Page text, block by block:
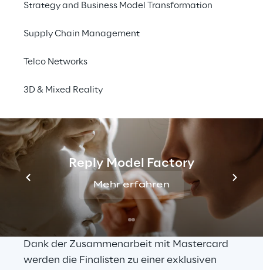
Strategy and Business Model Transformation
Supply Chain Management
Telco Networks
3D & Mixed Reality
Reply Model Factory
Mehr erfahren
fördern.
Reply AI Film Festival
Das Reply AI Film Festival ist ein
internationaler Wettbewerb, der alle, die die
Welt des Kinos erkunden möchten, dazu
einlädt, künstliche Intelligenz bei der
Erstellung von Kurzfilmen einzusetzen und
dabei die derzeit auf dem Markt
verfügbaren KI-Tools zu nutzen.
Dank der Zusammenarbeit mit Mastercard
werden die Finalisten zu einer exklusiven